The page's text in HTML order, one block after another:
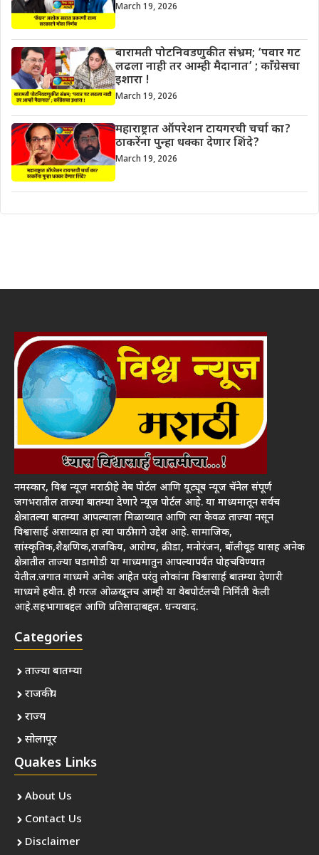
March 19, 2026
बारामती पोटनिवडणुकीत संभ्रम; ‘पवार गट
लढला नाही तर आम्ही मैदानात’ ; काँग्रेसचा
इशारा !
March 19, 2026
महाराष्ट्रात ऑपरेशन टायगरची चर्चा का?
ठाकरेंना पुन्हा धक्का देणार शिंदे?
March 19, 2026
नमस्कार, विश्व न्यूज मराठी हे वेब पोर्टल आणि यूट्यूब न्यूज चॅनेल संपूर्ण
जगभरातील ताज्या बातम्या देणारे न्यूज पोर्टल आहे. या माध्यमातून सर्वच
क्षेत्रातल्या बातम्या आपल्याला मिळाव्यात आणि त्या केवळ ताज्या नसून
विश्वासार्ह असाव्यात हा त्या पाठीमागे उद्देश आहे. सामाजिक,
सांस्कृतिक,शैक्षणिक,राजकिय, आरोग्य, क्रीडा, मनोरंजन, बॉलीवूड यासह अनेक
क्षेत्रातील ताज्या घडामोडी या माध्यमातुन आपल्यापर्यंत पोहचविण्यात
येतील.जगात माध्यमे अनेक आहेत परंतु लोकांना विश्वासार्ह बातम्या देणारी
माध्यमे हवीत. ही गरज ओळखूनच आम्ही या वेबपोर्टलची निर्मिती केली
आहे.सहभागाबद्दल आणि प्रतिसादाबद्दल. धन्यवाद.
Categories
ताज्या बातम्या
राजकीय
राज्य
सोलापूर
Quakes Links
About Us
Contact Us
Disclaimer